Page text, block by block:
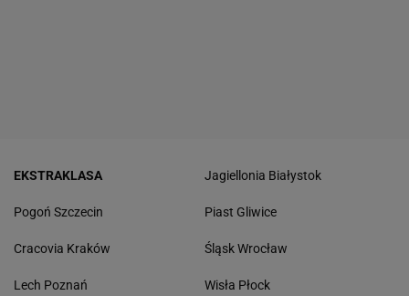
EKSTRAKLASA
Pogoń Szczecin
Cracovia Kraków
Lech Poznań
Jagiellonia Białystok
Piast Gliwice
Śląsk Wrocław
Wisła Płock